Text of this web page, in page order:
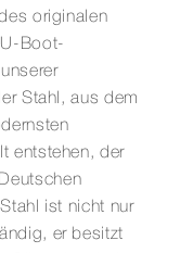
originalen
Boot-
Stahl, aus dem
entstehen, der
ist nicht nur
er besitzt